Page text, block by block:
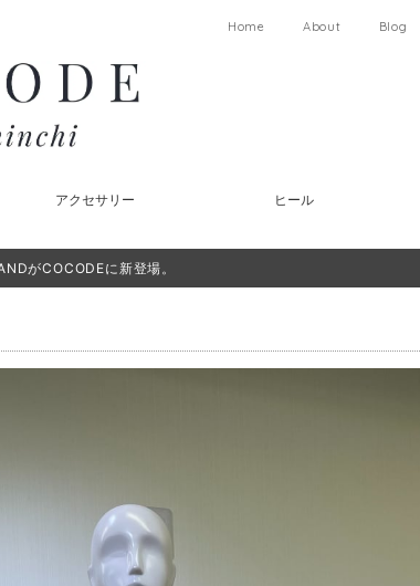
Home About Blog
アクセサリー ヒール
がCOCODEに新登場。